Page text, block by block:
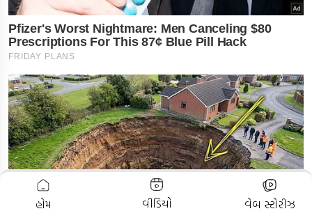
ADVERTISEMENT
હોમ વીડિયો વેબ સ્ટોરીઝ